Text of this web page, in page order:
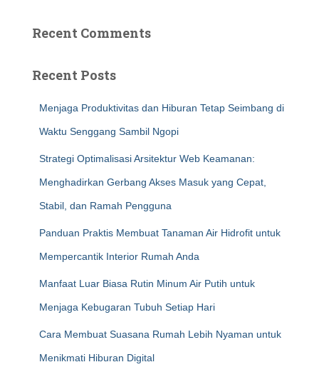
Recent Comments
Recent Posts
Menjaga Produktivitas dan Hiburan Tetap Seimbang di
Waktu Senggang Sambil Ngopi
Strategi Optimalisasi Arsitektur Web Keamanan:
Menghadirkan Gerbang Akses Masuk yang Cepat,
Stabil, dan Ramah Pengguna
Panduan Praktis Membuat Tanaman Air Hidrofit untuk
Mempercantik Interior Rumah Anda
Manfaat Luar Biasa Rutin Minum Air Putih untuk
Menjaga Kebugaran Tubuh Setiap Hari
Cara Membuat Suasana Rumah Lebih Nyaman untuk
Menikmati Hiburan Digital